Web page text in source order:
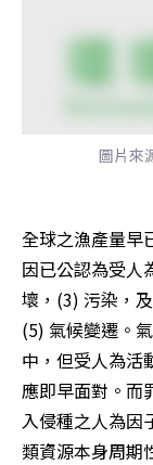
圖片來
全球之漁產量早
因已公認為受人
壞，(3) 污染，
(5) 氣候變遷。
中，但受人為活
應即早面對。而
入侵種之人為因
類資源本身周期